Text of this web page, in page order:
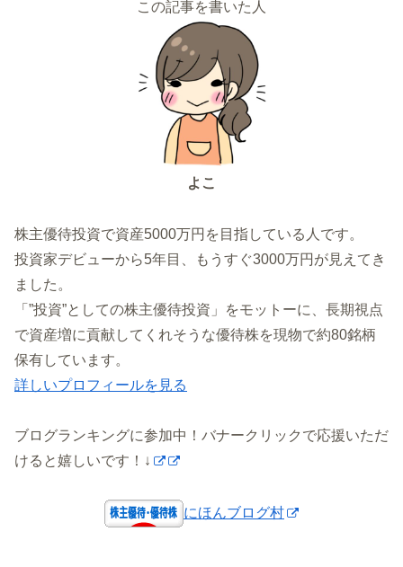
この記事を書いた人
よこ
株主優待投資で資産5000万円を目指している人です。
投資家デビューから5年目、もうすぐ3000万円が見えてき
ました。
「”投資”としての株主優待投資」をモットーに、長期視点
で資産増に貢献してくれそうな優待株を現物で約80銘柄
保有しています。
詳しいプロフィールを見る
ブログランキングに参加中！バナークリックで応援いただ
けると嬉しいです！↓
にほんブログ村